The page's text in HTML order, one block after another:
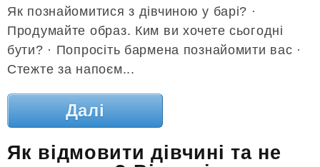
Як познайомитися з дівчиною у барі? ·
Продумайте образ. Ким ви хочете сьогодні
бути? · Попросіть бармена познайомити вас ·
Стежте за напоєм...
Далі
Як відмовити дівчині та не